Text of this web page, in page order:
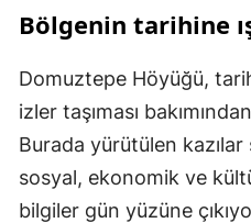
Bölgenin tarihine
Domuztepe Höyüğü,
izler taşıması
Burada yürütülen
sosyal, ekonomik ve
bilgiler gün yüzüne